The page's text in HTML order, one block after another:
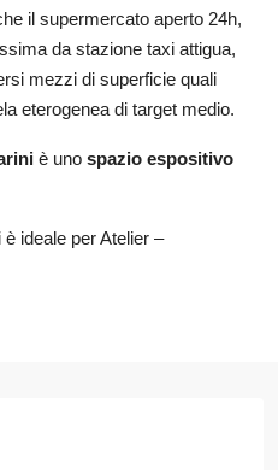
il supermercato aperto 24h,
da stazione taxi attigua,
mezzi di superficie quali
eterogenea di target medio.
è uno spazio espositivo
ideale per Atelier –